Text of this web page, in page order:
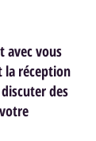
avec vous
la réception
des